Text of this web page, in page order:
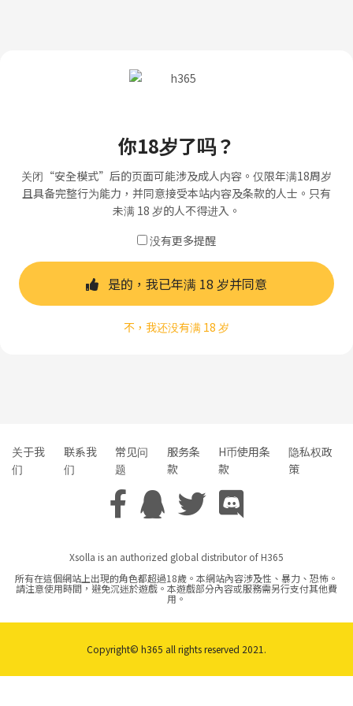
你18岁了吗？
关闭“安全模式”后的页面可能涉及成人内容。仅限年满18周岁
且具备完整行为能力，并同意接受本站内容及条款的人士。只有
未满 18 岁的人不得进入。
没有更多提醒
是的，我已年满 18 岁并同意
不，我还没有满 18 岁
关于我
们
联系我
们
常见问
题
服务条
款
H币使用条
款
隐私权政
策
Xsolla is an authorized global distributor of H365
所有在這個網站上出現的角色都超過18歲。本網站內容涉及性、暴力、恐怖。
請注意使用時間，避免沉迷於遊戲。本遊戲部分內容或服務需另行支付其他費
用。
Copyright© h365 all rights reserved 2021.